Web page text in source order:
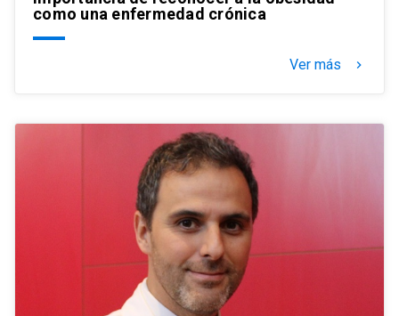
como una enfermedad crónica
Ver más keyboard_arrow_right